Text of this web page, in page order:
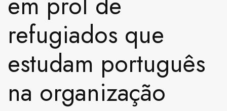
refugiados que
estudam português
na organização